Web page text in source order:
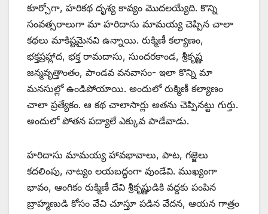
కూర్చోగా, హరికథ దృశ్య కావ్యం మొదలయ్యేది. కొన్ని
సంవత్సరాలుగా మా హరిదాసు మామయ్య చెప్పిన చాలా
కథలు మాకిష్టమైనవి ఉన్నాయి. రుక్మిణీ కల్యాణం,
భక్తప్రహ్లాద, భక్త రామదాసు, సుందరకాండ, శ్రీకృష్ణ
జన్మవృత్తాంతం, పాండవ వనవాసం- ఇలా కొన్ని మా
మనసుల్లో ఉండిపోయాయి. అందులో రుక్మిణీ కల్యాణం
చాలా ప్రత్యేకం. ఆ కథ చాలాసార్లు అతను చెప్పినట్టు గుర్తు.
అందులో పోతన పద్యాలే ఎక్కువ పాడేవాడు.
హరిదాసు మామయ్య హావభావాలు, పాట, గజ్జెలు
కదలింపు, నాట్యం లయబద్ధంగా వుండేవి. ముఖ్యంగా
భావం, ఆంగికం రుక్మిణీ దేవి శ్రీకృష్ణుడికి వద్దకు పంపిన
బ్రాహ్మణుడి కోసం వేచి చూస్తూ పడిన వేదన, ఆయన గాత్రం